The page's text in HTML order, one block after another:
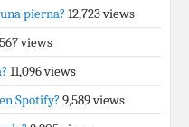
pierna? 12,723 views
views
11,096 views
Spotify? 9,589 views